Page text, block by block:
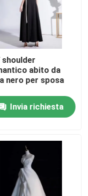
abito da
nero per sposa
Invia richiesta